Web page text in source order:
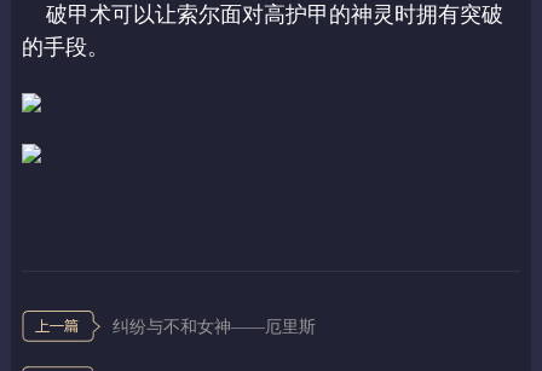
破甲术可以让索尔面对高护甲的神灵时拥有突破
的手段。
纠纷与不和女神——厄里斯